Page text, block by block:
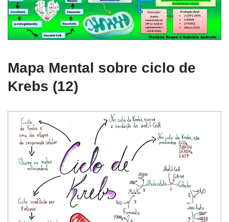
Mapa Mental sobre ciclo de
Krebs (12)